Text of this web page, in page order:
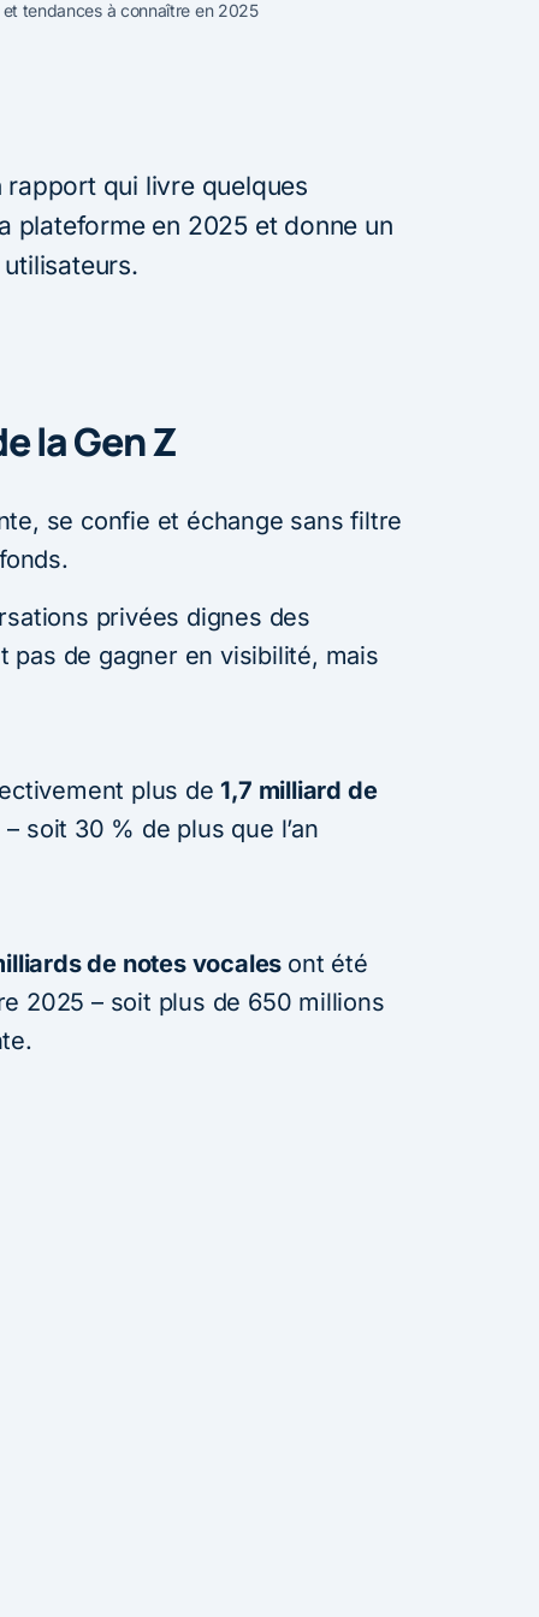
tendances à connaître en 2025
qui livre quelques
plateforme en 2025 et donne un
la Gen Z
se confie et échange sans filtre
privées dignes des
pas de gagner en visibilité, mais
plus de 1,7 milliard de
soit 30 % de plus que l’an
de notes vocales ont été
2025 – soit plus de 650 millions